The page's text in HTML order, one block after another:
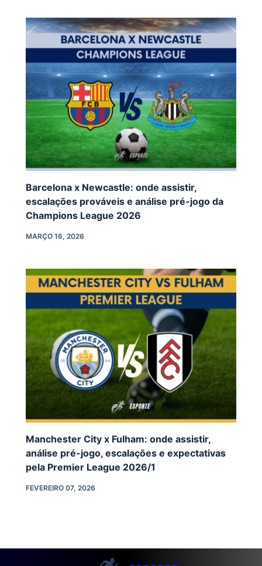
Barcelona x Newcastle: onde assistir,
escalações prováveis e análise pré-jogo da
Champions League 2026
MARÇO 16, 2026
Manchester City x Fulham: onde assistir,
análise pré-jogo, escalações e expectativas
pela Premier League 2026/1
FEVEREIRO 07, 2026